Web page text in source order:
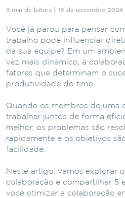
9 min de leitura | 18 de novembro 2024
Você já parou para pensar
trabalho pode influenciar
da sua equipe? Em um
vez mais dinâmico, a
fatores que determinam o
produtividade do time.
Quando os membros de uma
trabalhar juntos de forma
melhor, os problemas são
rapidamente e os objetivos
facilidade.
Neste artigo, vamos explorar
colaboração e compartilhar 5
você otimizar a colaboração